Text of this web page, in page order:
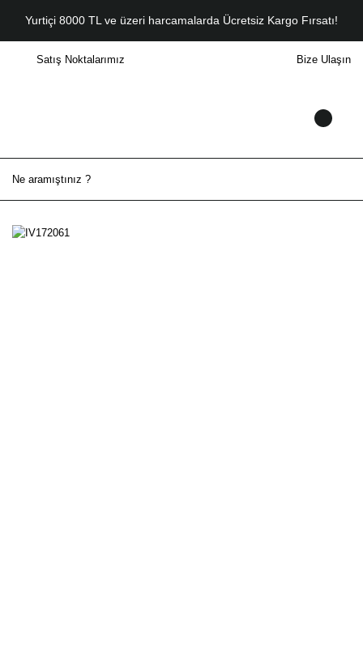
Yurtiçi 8000 TL ve üzeri harcamalarda Ücretsiz Kargo Fırsatı!
Satış Noktalarımız Bize Ulaşın